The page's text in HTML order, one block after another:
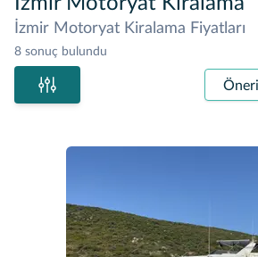
İzmir Motoryat Kiralama Fiyatları
8 sonuç bulundu
Sıralama